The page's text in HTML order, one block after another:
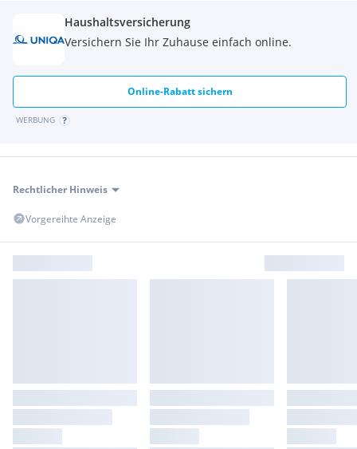
Haushaltsversicherung
Versichern Sie Ihr Zuhause einfach online.
Online-Rabatt sichern
WERBUNG
Rechtlicher Hinweis
Vorgereihte Anzeige